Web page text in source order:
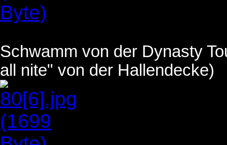
Schwamm von der Dynasty
all nite" von der Hallendecke)